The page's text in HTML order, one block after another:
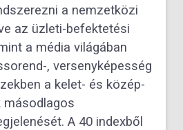
a nemzetközi
az üzleti-befektetési
a média világában
, versenyképesség
a kelet- és közép-
másodlagos
A 40 indexből